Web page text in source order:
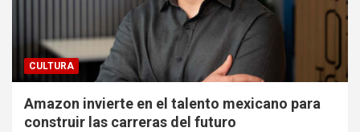
CULTURA
Amazon invierte en el talento mexicano para
construir las carreras del futuro